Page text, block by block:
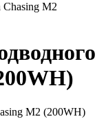
Chasing M2